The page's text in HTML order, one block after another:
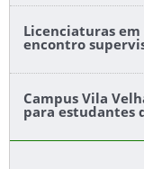
Licenciaturas
encontro
Campus Vila
para estudantes